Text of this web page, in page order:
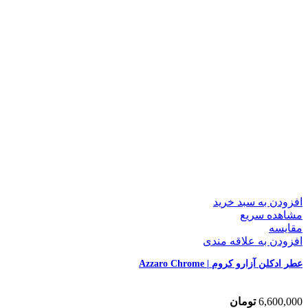
افزودن به سبد خرید
مشاهده سریع
مقایسه
افزودن به علاقه مندی
عطر ادکلن آزارو کروم | Azzaro Chrome
6,600,000 تومان